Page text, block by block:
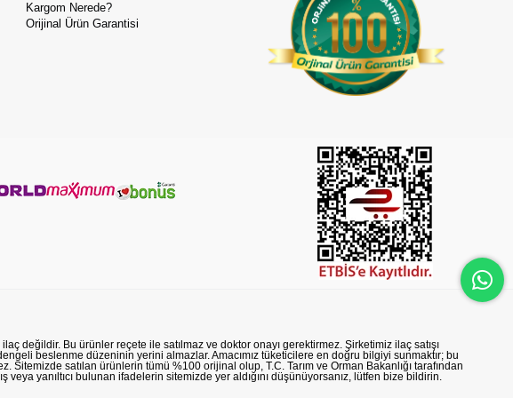
Kargom Nerede?
Orijinal Ürün Garantisi
değildir. Bu ürünler reçete ile satılmaz ve doktor onayı gerektirmez. Şirketimiz ilaç satışı
beslenme düzeninin yerini almazlar. Amacımız tüketicilere en doğru bilgiyi sunmaktır; bu
satılan ürünlerin tümü %100 orijinal olup, T.C. Tarım ve Orman Bakanlığı tarafından
yanıltıcı bulunan ifadelerin sitemizde yer aldığını düşünüyorsanız, lütfen bize bildirin.